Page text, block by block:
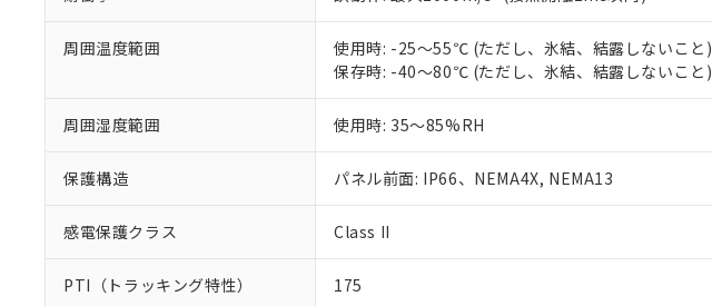
周囲温度範囲
使用時: -25～55℃ (ただし、氷結、結露しないこと)
保存時: -40～80℃ (ただし、氷結、結露しないこと)
周囲湿度範囲 使用時: 35～85%RH
保護構造 パネル前面: IP66、NEMA4X, NEMA13
感電保護クラス Class II
PTI（トラッキング特性） 175